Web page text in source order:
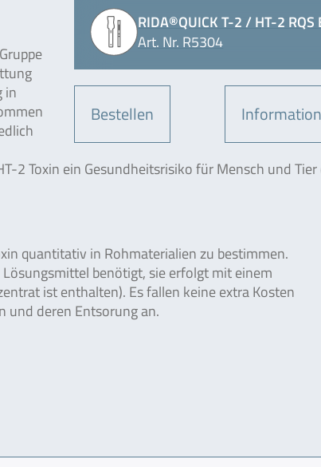
RIDA®QUICK T-2 / HT-2 RQS
Art. Nr. R5304
Bestellen
in
2 Toxin ein Gesundheitsrisiko für Mensch und Tier
quantitativ in Rohmaterialien zu bestimmen.
benötigt, sie erfolgt mit einem
ist enthalten). Es fallen keine extra Kosten
und deren Entsorung an.